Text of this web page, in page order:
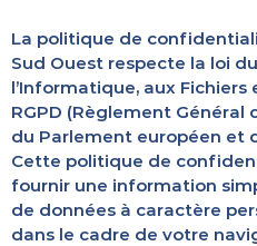
La politique de
Sud Ouest respecte la loi
l’Informatique, aux
RGPD (Règlement
du Parlement européen et
Cette politique de
fournir une information
de données à caractère
dans le cadre de votre